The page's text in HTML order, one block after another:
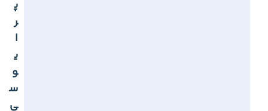
پ
ر
ا
ی
و
س
ی